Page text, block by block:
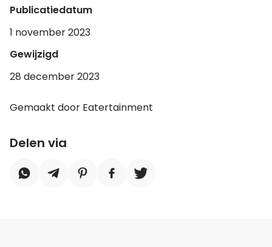
Publicatiedatum
1 november 2023
Gewijzigd
28 december 2023
Gemaakt door Eatertainment
Delen via